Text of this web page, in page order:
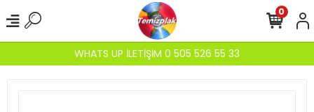
WHATS UP İLETİŞİM 0 505 526 55 33
0